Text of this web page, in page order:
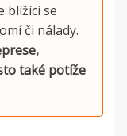
blížící se
či nálady.
také potíže